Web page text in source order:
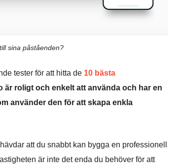
sina påståenden?
tester för att hitta de 10 bästa
är roligt och enkelt att använda och har en
använder den för att skapa enkla
att du snabbt kan bygga en professionell
är inte det enda du behöver för att